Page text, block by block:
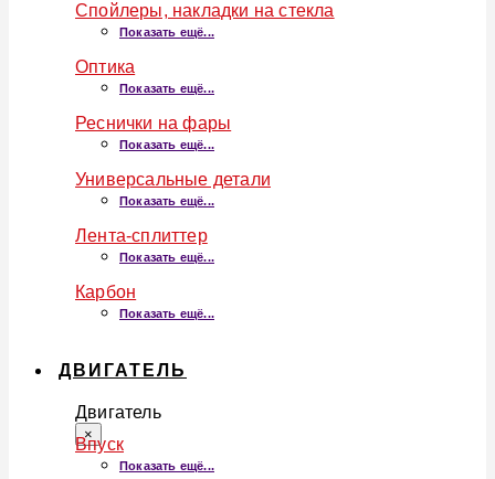
Спойлеры, накладки на стекла
Показать ещё...
Оптика
Показать ещё...
Реснички на фары
Показать ещё...
Универсальные детали
Показать ещё...
Лента-сплиттер
Показать ещё...
Карбон
Показать ещё...
ДВИГАТЕЛЬ
Двигатель
×
Впуск
Показать ещё...